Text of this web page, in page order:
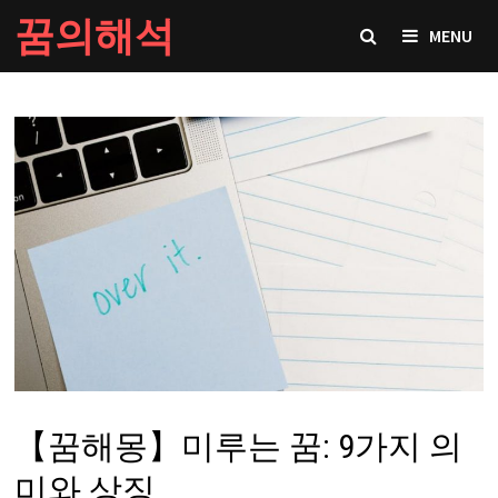
Skip
to
content
꿈의해석 MENU
【꿈해몽】미루는 꿈: 9가지 의
미와 상징